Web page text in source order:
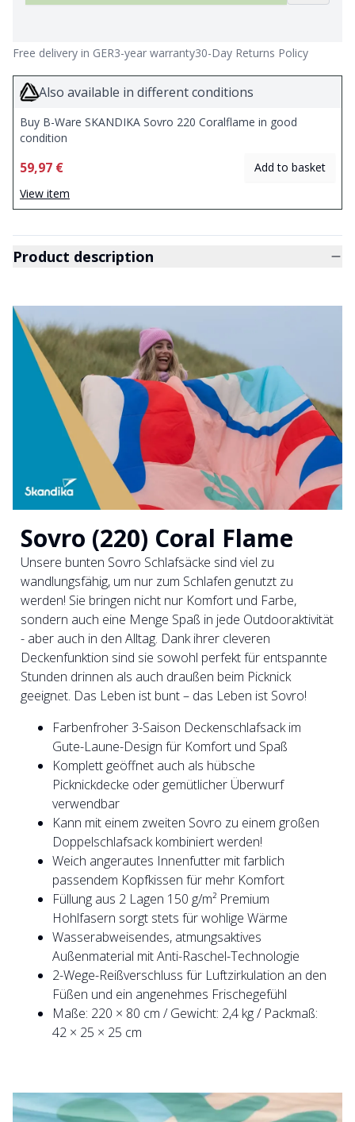
Free delivery in GER3-year warranty30-Day Returns Policy
Also available in different conditions
Buy B-Ware SKANDIKA Sovro 220 Coralflame in good
condition
59,97 €
Add to basket
View item
Product description
Sovro (220) Coral Flame
Unsere bunten Sovro Schlafsäcke sind viel zu
wandlungsfähig, um nur zum Schlafen genutzt zu
werden! Sie bringen nicht nur Komfort und Farbe,
sondern auch eine Menge Spaß in jede Outdooraktivität
- aber auch in den Alltag. Dank ihrer cleveren
Deckenfunktion sind sie sowohl perfekt für entspannte
Stunden drinnen als auch draußen beim Picknick
geeignet. Das Leben ist bunt – das Leben ist Sovro!
Farbenfroher 3-Saison Deckenschlafsack im
Gute-Laune-Design für Komfort und Spaß
Komplett geöffnet auch als hübsche
Picknickdecke oder gemütlicher Überwurf
verwendbar
Kann mit einem zweiten Sovro zu einem großen
Doppelschlafsack kombiniert werden!
Weich angerautes Innenfutter mit farblich
passendem Kopfkissen für mehr Komfort
Füllung aus 2 Lagen 150 g/m² Premium
Hohlfasern sorgt stets für wohlige Wärme
Wasserabweisendes, atmungsaktives
Außenmaterial mit Anti-Raschel-Technologie
2-Wege-Reißverschluss für Luftzirkulation an den
Füßen und ein angenehmes Frischegefühl
Maße: 220 × 80 cm / Gewicht: 2,4 kg / Packmaß:
42 × 25 × 25 cm